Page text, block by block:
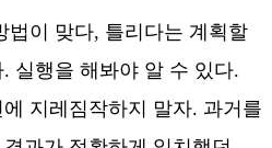
법이 맞다, 틀리다는 계획할
실행을 해봐야 알 수 있다.
지레짐작하지 말자. 과거를